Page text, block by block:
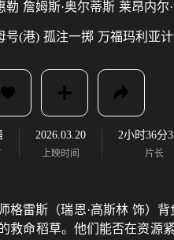
勒 詹姆斯·奥尔蒂斯 莱昂内尔
号(港) 孤注一掷 万福玛利亚计
2026.03.20
上映时间
2小时36分
片长
格雷斯（瑞恩·⾼斯林 饰
救命稻草。他们能否在资